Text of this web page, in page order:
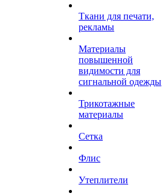
Ткани для печати,
рекламы
Материалы
повышенной
видимости для
сигнальной одежды
Трикотажные
материалы
Сетка
Флис
Утеплители